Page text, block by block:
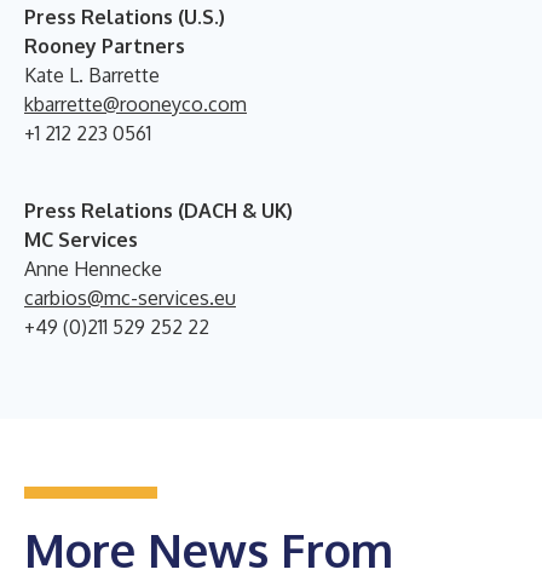
Press Relations (U.S.)
Rooney Partners
Kate L. Barrette
kbarrette@rooneyco.com
+1 212 223 0561
Press Relations (DACH & UK)
MC Services
Anne Hennecke
carbios@mc-services.eu
+49 (0)211 529 252 22
More News From